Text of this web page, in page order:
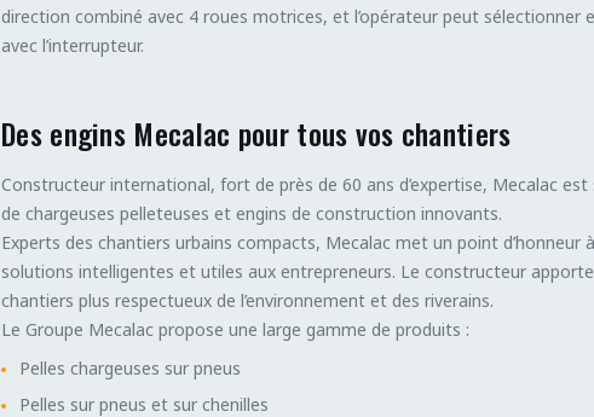
direction combiné avec 4 roues motrices, et l’opérateur peut
avec l’interrupteur.
Des engins Mecalac pour tous vos chantiers
Constructeur international, fort de près de 60 ans d’expertise, Mecalac
de chargeuses pelleteuses et engins de construction innovants.
Experts des chantiers urbains compacts, Mecalac met un point
solutions intelligentes et utiles aux entrepreneurs. Le constructeur
chantiers plus respectueux de l’environnement et des riverains.
Le Groupe Mecalac propose une large gamme de produits :
Pelles chargeuses sur pneus
Pelles sur pneus et sur chenilles